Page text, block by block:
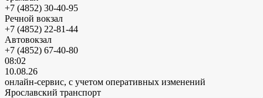
+7 (4852) 30-40-95
Речной вокзал
+7 (4852) 22-81-44
Автовокзал
+7 (4852) 67-40-80
08:02
10.08.26
онлайн-сервис, с учетом оперативных изменений
Ярославский транспорт